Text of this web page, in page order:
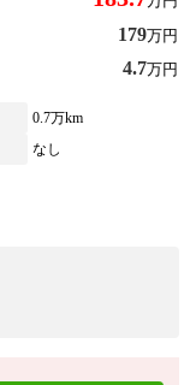
179万円
4.7万円
0.7万km
なし